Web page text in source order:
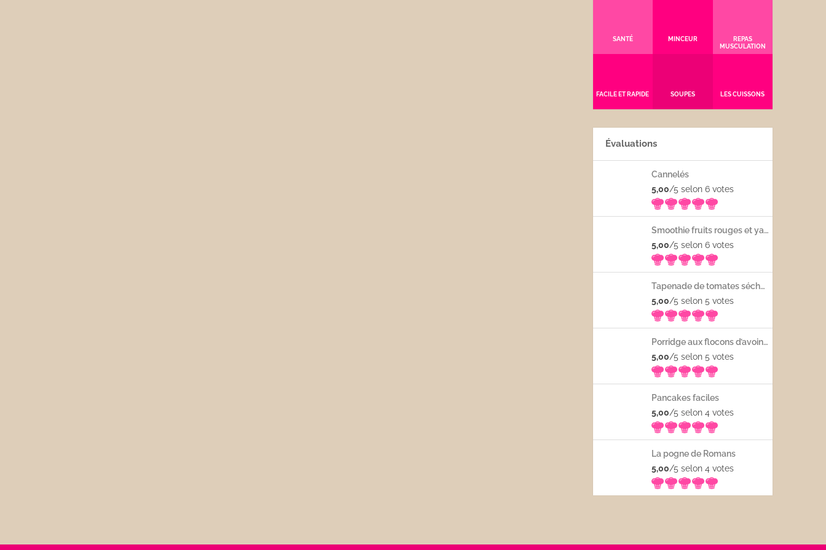
SANTÉ MINCEUR
REPAS
MUSCULATION
FACILE ET RAPIDE SOUPES LES CUISSONS
Évaluations
Cannelés
5,00/5 selon 6 votes
Smoothie fruits rouges et yaourt
5,00/5 selon 6 votes
Tapenade de tomates séchées
5,00/5 selon 5 votes
Porridge aux flocons d’avoine avec les fruits frais
5,00/5 selon 5 votes
Pancakes faciles
5,00/5 selon 4 votes
La pogne de Romans
5,00/5 selon 4 votes